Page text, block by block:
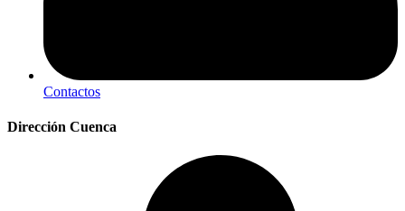
Contactos
Dirección Cuenca